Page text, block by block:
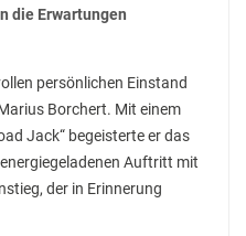
die Erwartungen
persönlichen Einstand
Borchert. Mit einem
Jack“ begeisterte er das
Auftritt mit
der in Erinnerung